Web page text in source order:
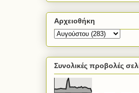
Αρχειοθήκη
Συνολικές προβολές